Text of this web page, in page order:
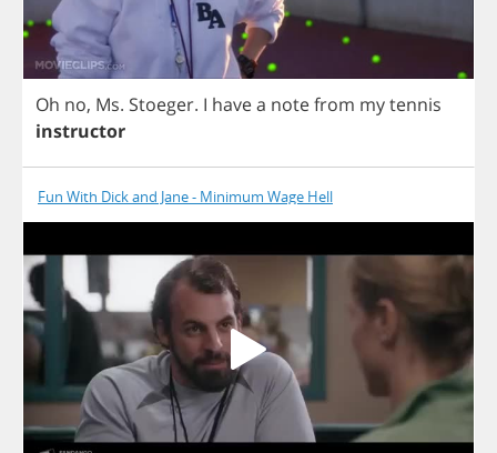
Oh no, Ms. Stoeger. I havea notefrom mytennis
instructor
Fun With Dick and Jane - Minimum Wage Hell